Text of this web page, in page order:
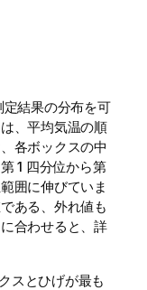
結果の分布を可
、平均気温の順
各ボックスの中
1 四分位から第
囲に伸びていま
ある、外れ値も
合わせると、詳
スとひげが最も